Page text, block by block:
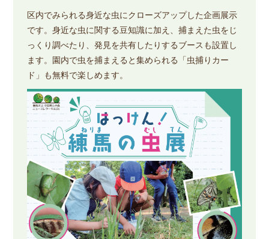
区内でみられる身近な虫にクローズアップした企画展示
です。身近な虫に関する豆知識に加え、捕まえた虫をじ
っくり調べたり、発見を共有したりするブースも設置し
ます。園内で虫を捕まえると集められる「虫捕りカー
ド」も無料で楽しめます。